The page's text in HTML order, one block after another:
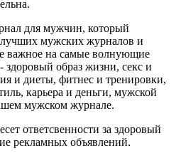
для мужчин, который
мужских журналов и
важное на самые волнующие
образ жизни, секс и
и диеты, фитнес и тренировки,
карьера и деньги, мужской
мужском журнале.
ответсвенности за здоровый
рекламных объявлений.